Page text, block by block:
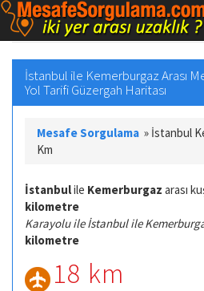
İstanbul ile Kemerburgaz Arası
Yol Tarifi Güzergah Haritası
Mesafe Sorgulama » İstanbul
Km
İstanbulile Kemerburgaz arası
kilometre
Karayolu ile İstanbul ile
kilometre
18 km